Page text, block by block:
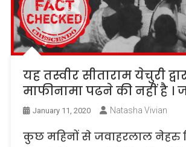
यह तस्वीर सीताराम येचुरी
माफीनामा पढने की नहीं है ।
January 11, 2020 Natasha Vivian
कुछ महिनों से जवाहरलाल नेहरु